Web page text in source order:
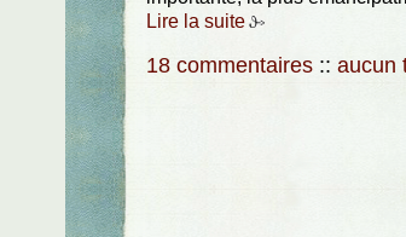
Lire la suite
18 commentaires :: aucun